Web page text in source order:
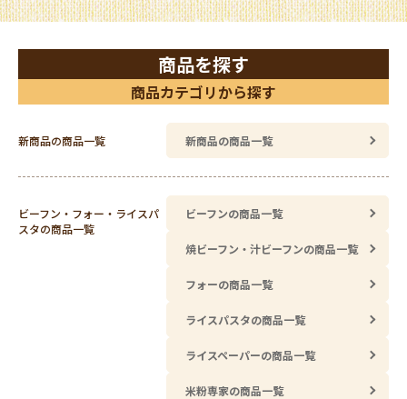
商品を探す
商品カテゴリから探す
新商品の商品一覧 新商品の商品一覧
ビーフン・フォー・ライスパ
スタの商品一覧
ビーフンの商品一覧
焼ビーフン・汁ビーフンの商品一覧
フォーの商品一覧
ライスパスタの商品一覧
ライスペーパーの商品一覧
米粉専家の商品一覧